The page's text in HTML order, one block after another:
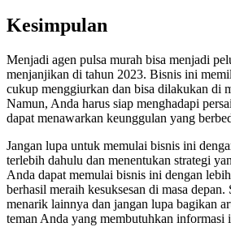
Kesimpulan
Menjadi agen pulsa murah bisa menjadi
menjanjikan di tahun 2023. Bisnis ini
cukup menggiurkan dan bisa dilakukan di
Namun, Anda harus siap menghadapi
dapat menawarkan keunggulan yang
Jangan lupa untuk memulai bisnis ini
terlebih dahulu dan menentukan strategi
Anda dapat memulai bisnis ini dengan
berhasil meraih kesuksesan di masa
menarik lainnya dan jangan lupa bagikan
teman Anda yang membutuhkan informasi